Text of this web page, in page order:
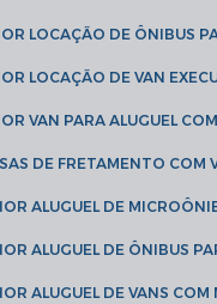
LOCAÇÃO DE ÔNIBUS
LOCAÇÃO DE VAN
VAN PARA ALUGUEL
DE FRETAMENTO
ALUGUEL DE
ALUGUEL DE ÔNIBUS
ALUGUEL DE VANS